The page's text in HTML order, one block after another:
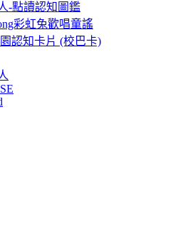
-點讀認知圖鑑
彩虹兔歡唱童謠
認知卡片 (校巴卡)